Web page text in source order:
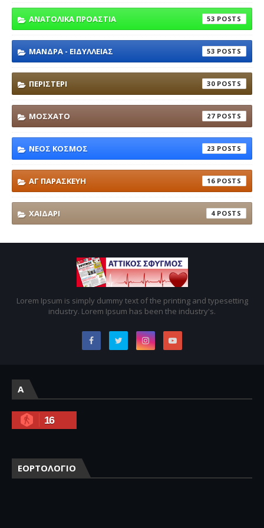
ΑΝΑΤΟΛΙΚΑ ΠΡΟΑΣΤΙΑ 53
ΜΑΝΔΡΑ - ΕΙΔΥΛΛΕΙΑΣ 53
ΠΕΡΙΣΤΕΡΙ 30
ΜΟΣΧΑΤΟ 27
ΝΕΟΣ ΚΟΣΜΟΣ 23
ΑΓ ΠΑΡΑΣΚΕΥΗ 16
ΧΑΙΔΑΡΙ 4
Lorem Ipsum is simply dummy text of the printing and typesetting
industry. Lorem Ipsum has been the industry's.
A
16
ΕΟΡΤΟΛΟΓΙΟ